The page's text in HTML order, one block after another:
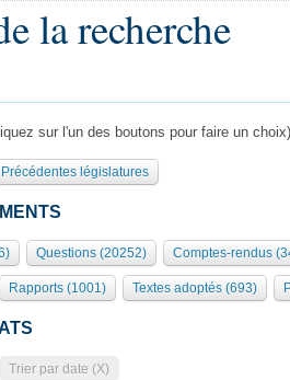
organes
l'Assemblée
des Présidents Bureau Collège des
clés
Bourbon
la recherche
sur l'un des boutons pour faire un choix)
Précédentes législatures
Questions (20252) Comptes-rendus
Rapports (1001) Textes adoptés (693)
Trier par date (X)